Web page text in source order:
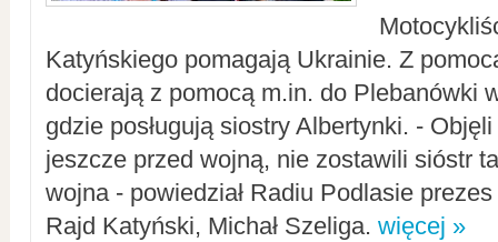
Katyńskiego pomagają Ukrainie. Z
docierają z pomocą m.in. do Plebanówki
gdzie posługują siostry Albertynki. -
jeszcze przed wojną, nie zostawili sióstr
wojna - powiedział Radiu Podlasie
Rajd Katyński, Michał Szeliga. więcej »